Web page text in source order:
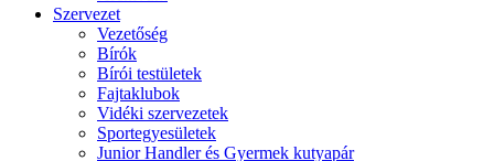
Szervezet
Vezetőség
Bírók
Bírói testületek
Fajtaklubok
Vidéki szervezetek
Sportegyesületek
Junior Handler és Gyermek kutyapár